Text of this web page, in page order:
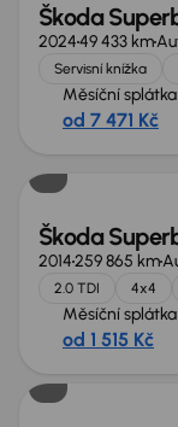
Škoda
202449 433 km
Servisní knížka
Měsíční splátka
od 7 471 Kč
Škoda
2014259 865 km
2.0 TDI 4x4
Měsíční splátka
od 1 515 Kč